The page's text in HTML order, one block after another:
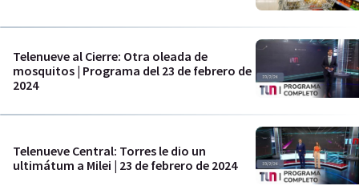
Telenueve al Cierre: Otra oleada de
mosquitos | Programa del 23 de febrero de
2024
Telenueve Central: Torres le dio un
ultimátum a Milei | 23 de febrero de 2024